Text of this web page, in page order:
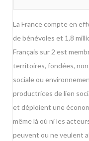
La France compte en
de bénévoles et 1,8
Français sur 2 est
territoires, fondées, non
sociale ou
productrices de lien
et déploient une
même là où ni les
peuvent ou ne veulent